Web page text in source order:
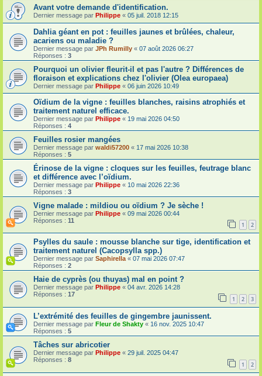
Avant votre demande d'identification.
Dernier message par Philippe « 05 juil. 2018 12:15
Dahlia géant en pot : feuilles jaunes et brûlées, chaleur,
acariens ou maladie ?
Dernier message par JPh Rumilly « 07 août 2026 06:27
Réponses : 3
Pourquoi un olivier fleurit-il et pas l'autre ? Différences de
floraison et explications chez l'olivier (Olea europaea)
Dernier message par Philippe « 06 juin 2026 10:49
Oïdium de la vigne : feuilles blanches, raisins atrophiés et
traitement naturel efficace.
Dernier message par Philippe « 19 mai 2026 04:50
Réponses : 4
Feuilles rosier mangées
Dernier message par waldi57200 « 17 mai 2026 10:38
Réponses : 5
Érinose de la vigne : cloques sur les feuilles, feutrage blanc
et différence avec l’oïdium.
Dernier message par Philippe « 10 mai 2026 22:36
Réponses : 3
Vigne malade : mildiou ou oïdium ? Je sèche !
Dernier message par Philippe « 09 mai 2026 00:44
Réponses : 11
1 2
Psylles du saule : mousse blanche sur tige, identification et
traitement naturel (Cacopsylla spp.)
Dernier message par Saphirella « 07 mai 2026 07:47
Réponses : 2
Haie de cyprès (ou thuyas) mal en point ?
Dernier message par Philippe « 04 avr. 2026 14:28
Réponses : 17
1 2 3
L’extrémité des feuilles de gingembre jaunissent.
Dernier message par Fleur de Shakty « 16 nov. 2025 10:47
Réponses : 5
Tâches sur abricotier
Dernier message par Philippe « 29 juil. 2025 04:47
Réponses : 8
1 2